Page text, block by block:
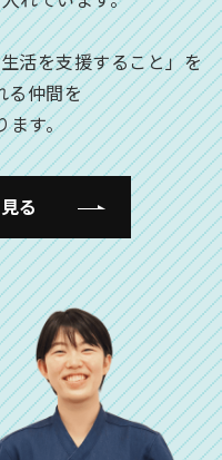
活を支援すること」を
る仲間を
ます。
る